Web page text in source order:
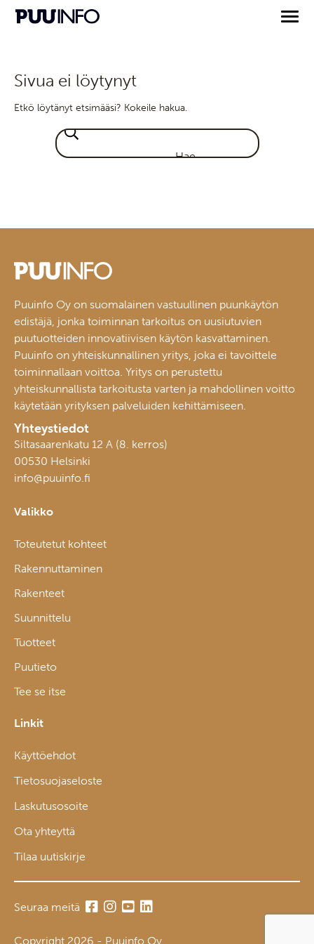
Sivua ei löytynyt
Etkö löytänyt etsimääsi? Kokeile hakua.
Puuinfo Oy on suomalainen vastuullinen puunkäytön
edistäjä, jonka toiminnan tarkoitus on uusiutuvien
puutuotteiden innovatiivisen käytön kasvattaminen.
Puuinfo on yhteiskunnallinen yritys, joka ei tavoittele
toiminnallaan voittoa. Yritys on perustettu
yhteiskunnallista tarkoitusta varten ja mahdollinen voitto
käytetään yrityksen palveluiden kehittämiseen.
Yhteystiedot
Siltasaarenkatu 12 A (8. kerros)
00530 Helsinki
info@puuinfo.fi
Valikko
Toteutetut kohteet
Rakennuttaminen
Rakenteet
Suunnittelu
Tuotteet
Puutieto
Tee se itse
Linkit
Käyttöehdot
Tietosuojaseloste
Laskutusosoite
Ota yhteyttä
Tilaa uutiskirje
Seuraa meitä
Copyright 2026 - Puuinfo Oy